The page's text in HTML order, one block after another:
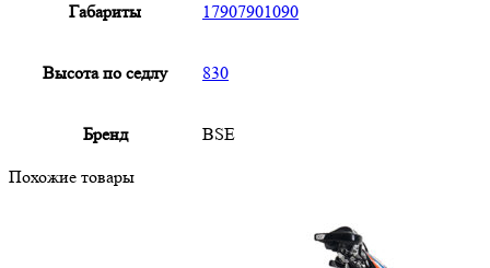
Габариты 17907901090
Высота по седлу 830
Бренд BSE
Похожие товары